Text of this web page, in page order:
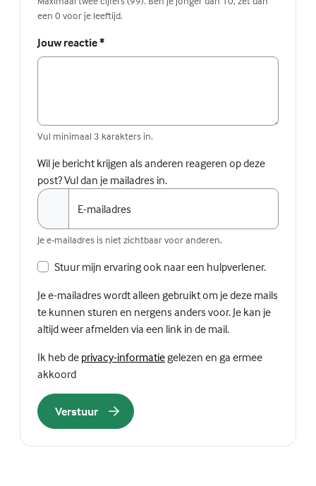
een 0 voor je leeftijd.
Jouw reactie*
Vul minimaal 3 karakters in.
Wil je bericht krijgen als anderen reageren op deze
post? Vul dan je mailadres in.
E-mailadres
Je e-mailadres is niet zichtbaar voor anderen.
Stuur mijn ervaring ook naar een hulpverlener.
Je e-mailadres wordt alleen gebruikt om je deze mails
te kunnen sturen en nergens anders voor. Je kan je
altijd weer afmelden via een link in de mail.
Ik heb de privacy-informatie(Externe link)
gelezen en ga ermee
akkoord
Verstuur